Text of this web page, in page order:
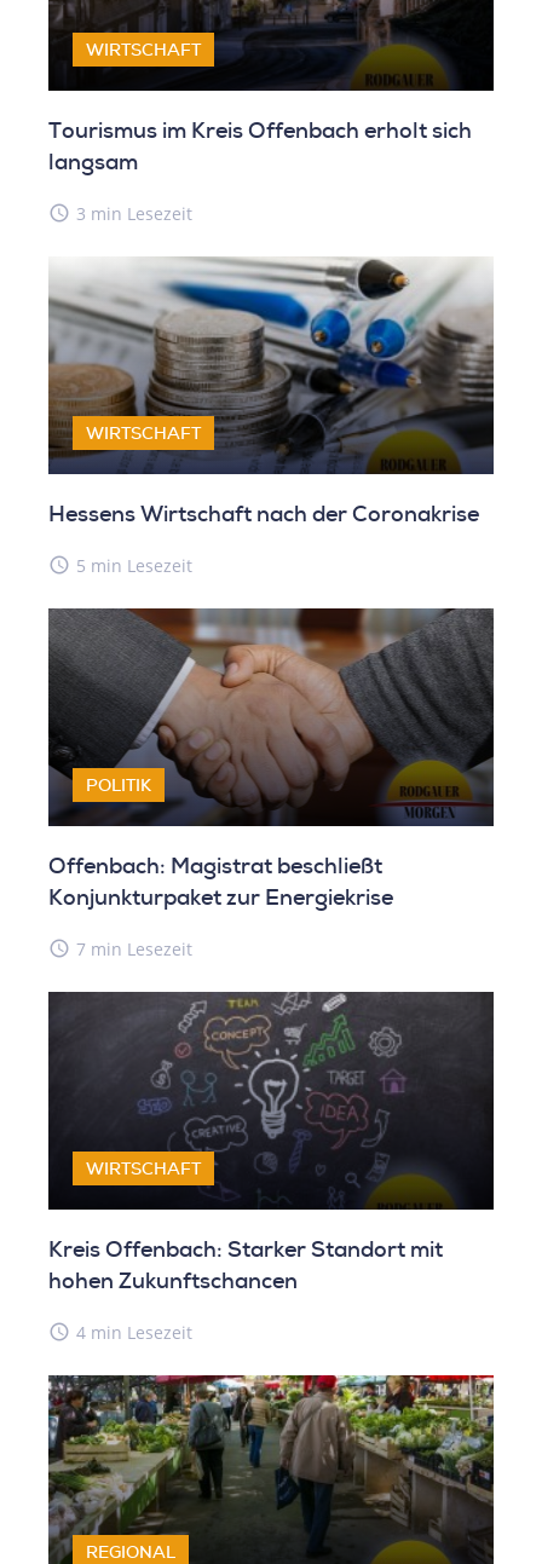
WIRTSCHAFT
Tourismus im Kreis Offenbach erholt sich
langsam
access_time 3 min Lesezeit
WIRTSCHAFT
Hessens Wirtschaft nach der Coronakrise
access_time 5 min Lesezeit
POLITIK
Offenbach: Magistrat beschließt
Konjunkturpaket zur Energiekrise
access_time 7 min Lesezeit
WIRTSCHAFT
Kreis Offenbach: Starker Standort mit
hohen Zukunftschancen
access_time 4 min Lesezeit
REGIONAL